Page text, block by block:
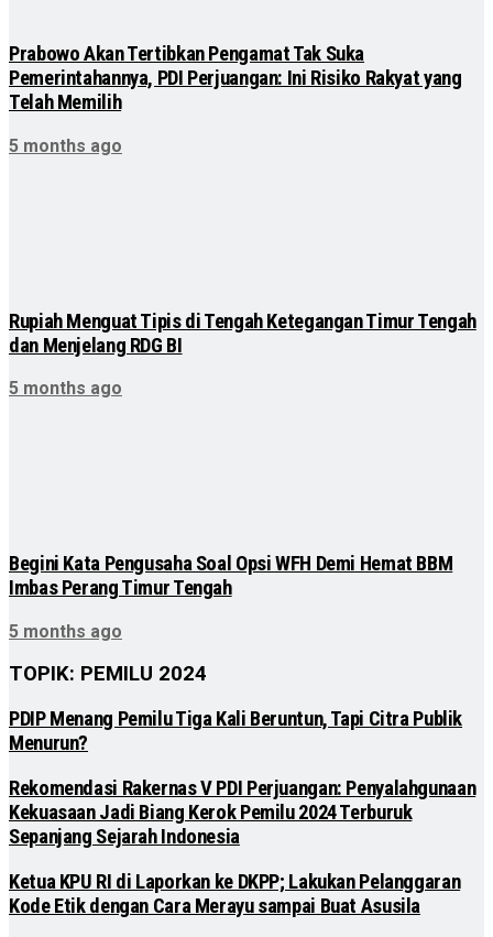
Prabowo Akan Tertibkan Pengamat Tak Suka
Pemerintahannya, PDI Perjuangan: Ini Risiko Rakyat yang
Telah Memilih
5 months ago
Rupiah Menguat Tipis di Tengah Ketegangan Timur Tengah
dan Menjelang RDG BI
5 months ago
Begini Kata Pengusaha Soal Opsi WFH Demi Hemat BBM
Imbas Perang Timur Tengah
5 months ago
TOPIK: PEMILU 2024
PDIP Menang Pemilu Tiga Kali Beruntun, Tapi Citra Publik
Menurun?
Rekomendasi Rakernas V PDI Perjuangan: Penyalahgunaan
Kekuasaan Jadi Biang Kerok Pemilu 2024 Terburuk
Sepanjang Sejarah Indonesia
Ketua KPU RI di Laporkan ke DKPP; Lakukan Pelanggaran
Kode Etik dengan Cara Merayu sampai Buat Asusila